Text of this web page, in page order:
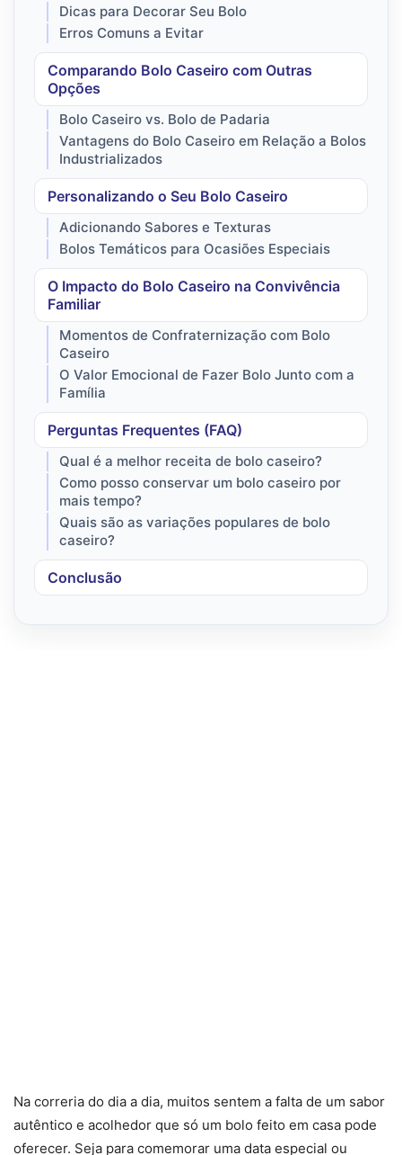
Dicas para Decorar Seu Bolo
Erros Comuns a Evitar
Comparando Bolo Caseiro com Outras
Opções
Bolo Caseiro vs. Bolo de Padaria
Vantagens do Bolo Caseiro em Relação a Bolos
Industrializados
Personalizando o Seu Bolo Caseiro
Adicionando Sabores e Texturas
Bolos Temáticos para Ocasiões Especiais
O Impacto do Bolo Caseiro na Convivência
Familiar
Momentos de Confraternização com Bolo
Caseiro
O Valor Emocional de Fazer Bolo Junto com a
Família
Perguntas Frequentes (FAQ)
Qual é a melhor receita de bolo caseiro?
Como posso conservar um bolo caseiro por
mais tempo?
Quais são as variações populares de bolo
caseiro?
Conclusão
Na correria do dia a dia, muitos sentem a falta de um sabor
autêntico e acolhedor que só um bolo feito em casa pode
oferecer. Seja para comemorar uma data especial ou